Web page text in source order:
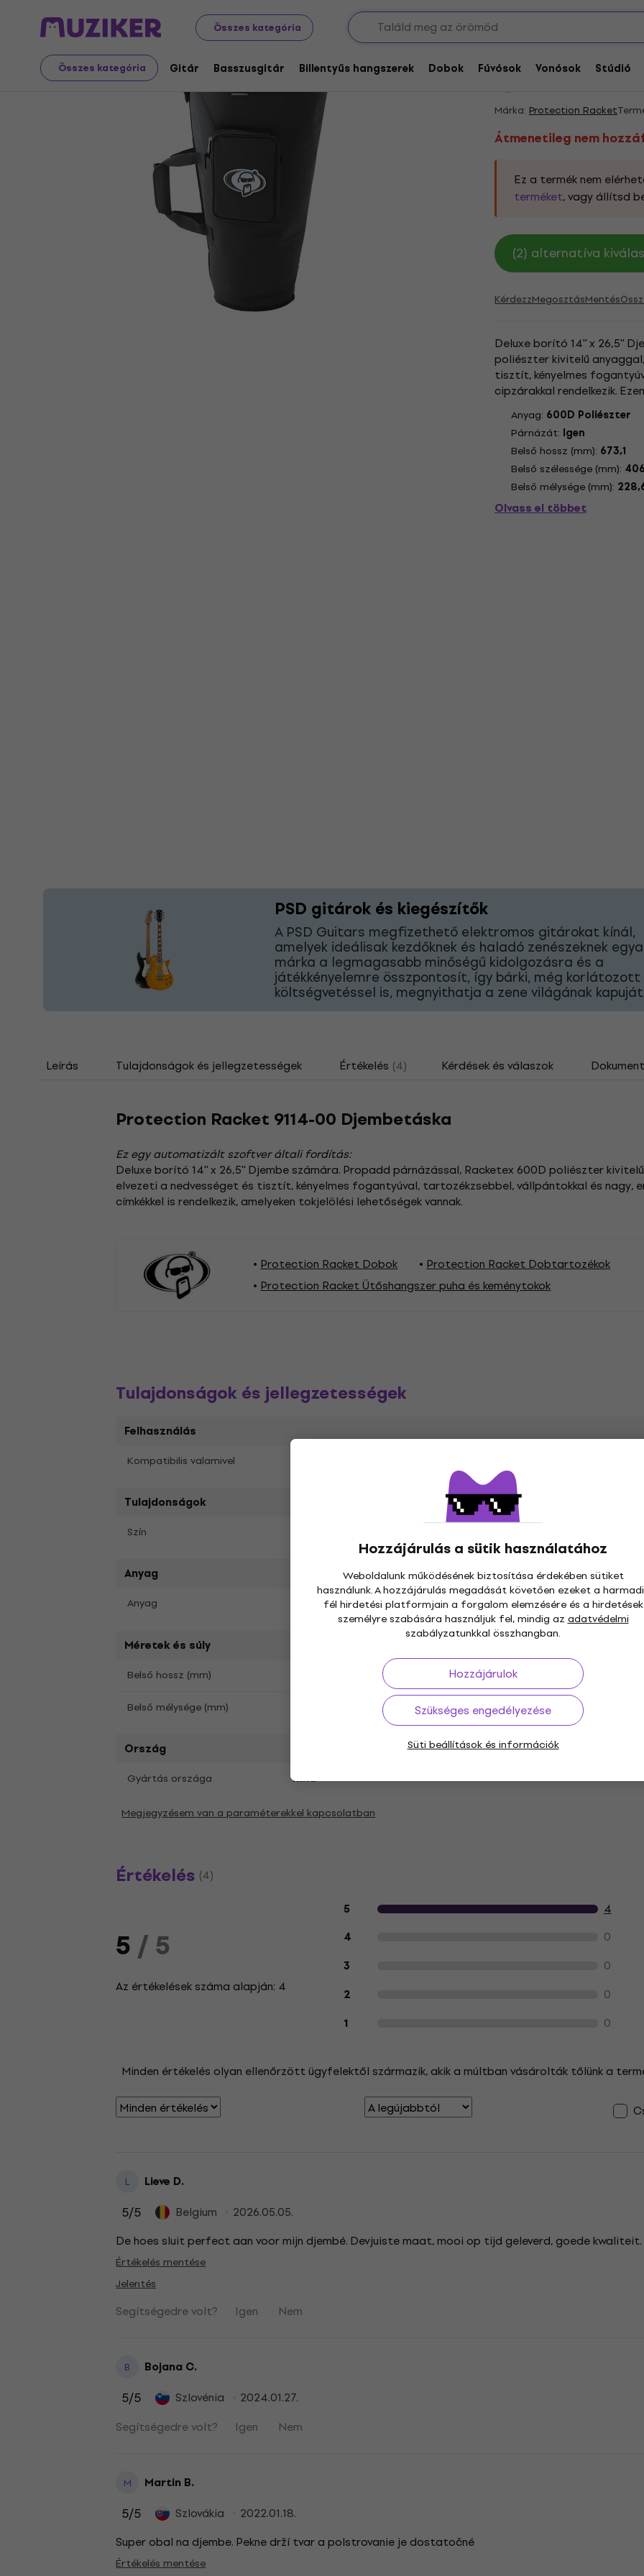
Összes kategória
Összes kategória Gitár Basszusgitár Billentyűs hangszerek Dobok Fúvósok Vonósok Stúdió
Hozzájárulás a sütik használatához
Weboldalunk működésének biztosítása érdekében sütiket
használunk. A hozzájárulás megadását követően ezeket a
fél hirdetési platformjain a forgalom elemzésére és a hirdetések
személyre szabására használjuk fel, mindig azadatvédelmi
szabályzatunkkal összhangban.
Hozzájárulok
Szükséges engedélyezése
Süti beállítások és információk
Hangszerek Dobok Dobtartozékok Ütőshangszer puha és keménytokok
Átmenetileg nem
Protection Racket
Márka: Protection Racket
Átmenetileg nem
Ez a termék nem
terméket, vagy állítsd
(2) alternatíva
KérdezzMegosztásMentés
Deluxe borító 14'' x 26,5''
poliészter kivitelű
tisztít, kényelmes
cipzárakkal rendelkezik.
lehetőségek vannak.
Anyag: 600D Poliészter
Párnázát: Igen
Belső hossz (mm): 673,1
Belső szélessége (mm):
Belső mélysége (mm):
Olvass el többet
PSD gitárok és kiegészítők
A PSD Guitars megfizethető elektromos gitárokat kínál,
amelyek ideálisak kezdőknek és haladó zenészeknek
márka a legmagasabb minőségű kidolgozásra és a
játékkényelemre összpontosít, így bárki, még korlátozott
költségvetéssel is, megnyithatja a zene világának
Leírás Tulajdonságok és jellegzetességek Értékelés (4) Kérdések és válaszok
Protection Racket 9114-00 Djembetáska
Ez egy automatizált szoftver általi fordítás:
Deluxe borító 14'' x 26,5'' Djembe számára. Propadd párnázással, Racketex 600D poliészter
elvezeti a nedvességet és tisztít, kényelmes fogantyúval, tartozékzsebbel, vállpántokkal és nagy,
címkékkel is rendelkezik, amelyeken tokjelölési lehetőségek vannak.
Protection Racket Dobok
Protection Racket Dobtartozékok
Protection Racket Ütőshangszer puha és keménytokok
Tulajdonságok és jellegzetességek
Felhasználás
Kompatibilis valamivel
Tulajdonságok
Szín
Anyag
Anyag 600D Poliészter Párnázát
Méretek és súly
Belső hossz (mm) Belső szélessége (mm)
Belső mélysége (mm)
Ország
Gyártás országa Kína
Megjegyzésem van a paraméterekkel kapcsolatban
Értékelés (4)
5/ 5
Az értékelések száma alapján: 4
Vásárlói vélemények a termékről
5 4
4 0
3 0
2 0
1 0
Minden értékelés olyan ellenőrzött ügyfelektől származik, akik a múltban vásárolták tőlünk a
L Lieve D.
5/5 Belgium
2026.05.05.
De hoes sluit perfect aan voor mijn djembé. Devjuiste maat, mooi op tijd geleverd, goede kwaliteit.
Értékelés mentése
Jelentés
Segítségedre volt? Igen Nem
B Bojana C.
5/5 Szlovénia
2024.01.27.
Segítségedre volt?
Igen Nem
M Martin B.
5/5 Szlovákia
2022.01.18.
Super obal na djembe. Pekne drží tvar a polstrovanie je dostatočné
Értékelés mentése